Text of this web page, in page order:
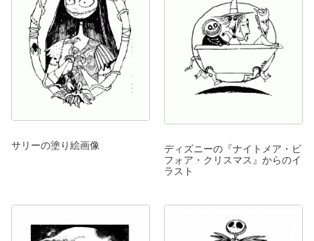
サリーの塗り絵画像
ディズニーの『ナイトメア・ビ
フォア・クリスマス』からのイ
ラスト